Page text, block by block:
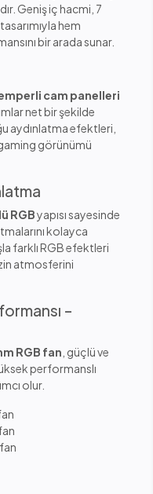
Geniş iç hacmi, 7
hem
bir arada sunar.
cam panelleri
net bir şekilde
aydınlatma efektleri,
görünümü
RGByapısı sayesinde
kolayca
farklı RGB efektleri
atmosferini
–
RGB fan , güçlü ve
performanslı
olur.